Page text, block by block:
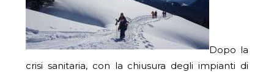
Dopo la
crisi sanitaria, con la chiusura degli impianti di